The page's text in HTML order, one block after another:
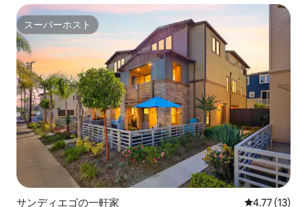
スーパーホスト
スーパーホスト
サンディエゴの一軒家 レビュー13
4.77 (13)